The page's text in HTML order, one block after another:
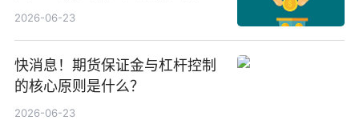
等方案
2026-06-23
快消息！期货保证金与杠杆控制
的核心原则是什么？
2026-06-23